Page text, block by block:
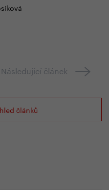
Následující článek
článků